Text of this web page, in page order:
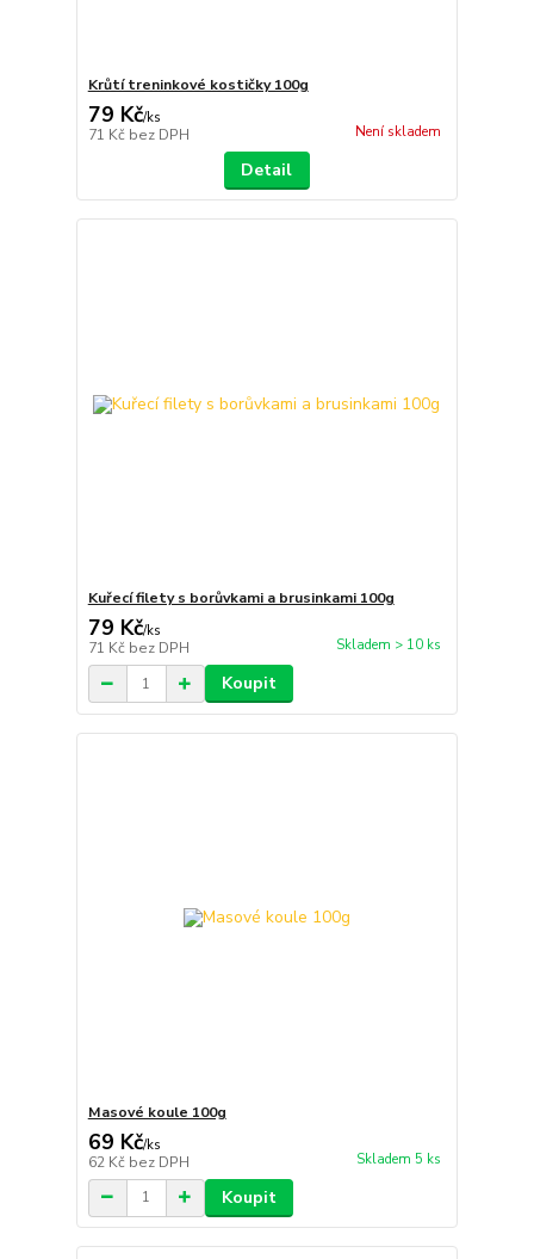
Krůtí treninkové kostičky 100g
79 Kč/ks
71 Kč bez DPH Není skladem
Detail
Kuřecí filety s borůvkami a brusinkami 100g
79 Kč/ks
71 Kč bez DPH Skladem > 10 ks
Koupit
Masové koule 100g
69 Kč/ks
62 Kč bez DPH Skladem 5 ks
Koupit